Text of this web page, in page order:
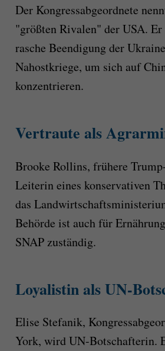
Der Kongressabgeordnete
"größten Rivalen" der USA.
rasche Beendigung der
Nahostkriege, um sich auf
konzentrieren.
Vertraute als
Brooke Rollins, frühere
Leiterin eines konservativen
das
Behörde ist auch für
SNAP zuständig.
Loyalistin als UN-
Elise Stefanik,
York, wird UN-Botschafterin.